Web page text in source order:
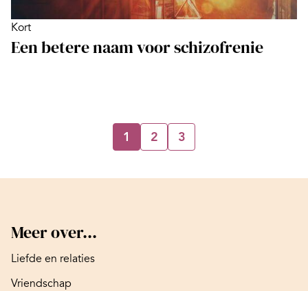
Kort
Een betere naam voor schizofrenie
1 2 3
Meer over...
Liefde en relaties
Vriendschap